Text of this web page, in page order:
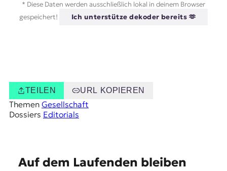
* Diese Daten werden ausschließlich lokal in deinem Browser
gespeichert!
Ich unterstütze dekoder bereits 🫶
TEILEN URL KOPIEREN
Themen Gesellschaft
Dossiers Editorials
Auf dem Laufenden bleiben